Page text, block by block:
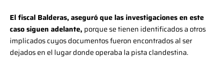
El fiscal Balderas, aseguró que las investigaciones en este
caso siguen adelante, porque se tienen identificados a otros
implicados cuyos documentos fueron encontrados al ser
dejados en el lugar donde operaba la pista clandestina.